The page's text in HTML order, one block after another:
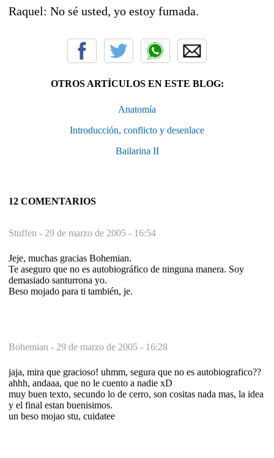
Raquel: No sé usted, yo estoy fumada.
OTROS ARTÍCULOS EN ESTE BLOG:
Anatomía
Introducción, conflicto y desenlace
Bailarina II
12 COMENTARIOS
Stuffen - 29 de marzo de 2005 - 16:54
Jeje, muchas gracias Bohemian.
Te aseguro que no es autobiográfico de ninguna manera. Soy
demasiado santurrona yo.
Beso mojado para ti también, je.
Bohemian - 29 de marzo de 2005 - 16:28
jaja, mira que gracioso! uhmm, segura que no es autobiografico??
ahhh, andaaa, que no le cuento a nadie xD
muy buen texto, secundo lo de cerro, son cositas nada mas, la idea
y el final estan buenisimos.
un beso mojao stu, cuidatee